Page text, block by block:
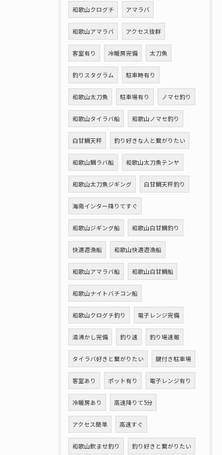
和歌山クログチ アマラバ
和歌山アマラバ アクセス抜群
客室有り 冷暖房完備 太刀魚
釣りスタグラム 駐車時有り
和歌山太刀魚 駐車場有り ノマセ釣り
和歌山タイラバ船 和歌山ノマセ釣り
白甘鯛天秤 釣り好きな人と繋がりたい
和歌山鯛ラバ船 和歌山太刀魚テンヤ
和歌山太刀魚ジギング 白甘鯛天秤釣り
海南インター降りてすぐ
和歌山ジギング船 和歌山白甘鯛釣り
快適遊漁船 和歌山快適遊漁船
和歌山アマラバ船 和歌山白甘鯛船
和歌山ナイトバチコン船
和歌山クログチ釣り 電子レンジ完備
湯沸かし完備 釣り速 釣り場速報
タイラバ好きと繋がりたい 鍵付き駐車場
客室あり ポット有り 電子レンジ有り
冷暖房あり 高速降りて5分
アクセス簡単 高速すぐ
和歌山飲ませ釣り 釣り好きと繋がりたい